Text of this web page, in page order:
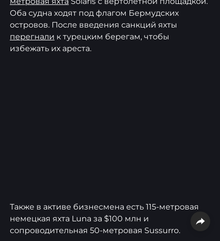
Оба судна ходят под флагом Бермудских
островов. После введения санкций яхты
перегнали к турецким берегам, чтобы
избежать их ареста.
Также в активе бизнесмена есть 115-метровая
немецкая яхта Luna за $100 млн и
сопроводительная 50-метровая Sussurro.